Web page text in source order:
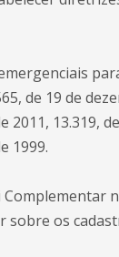
de 19 de
13.319,
1999.
sobre os